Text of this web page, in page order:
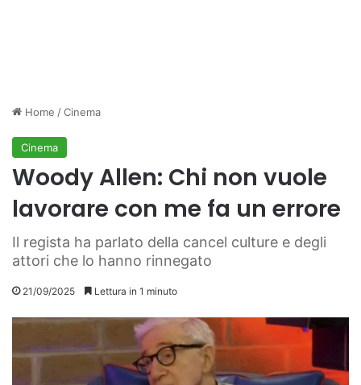
Home /Cinema
Cinema
Woody Allen: Chi non vuole
lavorare con me fa un errore
Il regista ha parlato della cancel culture e degli
attori che lo hanno rinnegato
21/09/2025 Lettura in 1 minuto